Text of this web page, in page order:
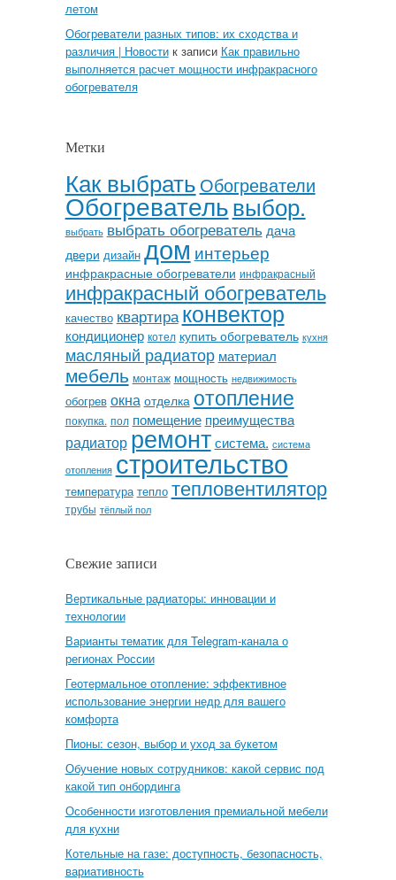
летом
Обогреватели разных типов: их сходства и
различия | Новостик записи Как правильно
выполняется расчет мощности инфракрасного
обогревателя
Метки
Как выбрать Обогреватели
Обогревательвыбор.
выбрать выбрать обогреватель дача
двери дизайн дом интерьер
инфракрасные обогреватели инфракрасный
инфракрасный обогреватель
качество квартираконвектор
кондиционер котел купить обогреватель кухня
масляный радиатор материал
мебель монтаж мощность недвижимость
обогрев окна отделка отопление
покупка. пол помещение преимущества
радиатор ремонт система. система
отопления строительство
температура тепло тепловентилятор
трубы тёплый пол
Свежие записи
Вертикальные радиаторы: инновации и
технологии
Варианты тематик для Telegram-канала о
регионах России
Геотермальное отопление: эффективное
использование энергии недр для вашего
комфорта
Пионы: сезон, выбор и уход за букетом
Обучение новых сотрудников: какой сервис под
какой тип онбординга
Особенности изготовления премиальной мебели
для кухни
Котельные на газе: доступность, безопасность,
вариативность